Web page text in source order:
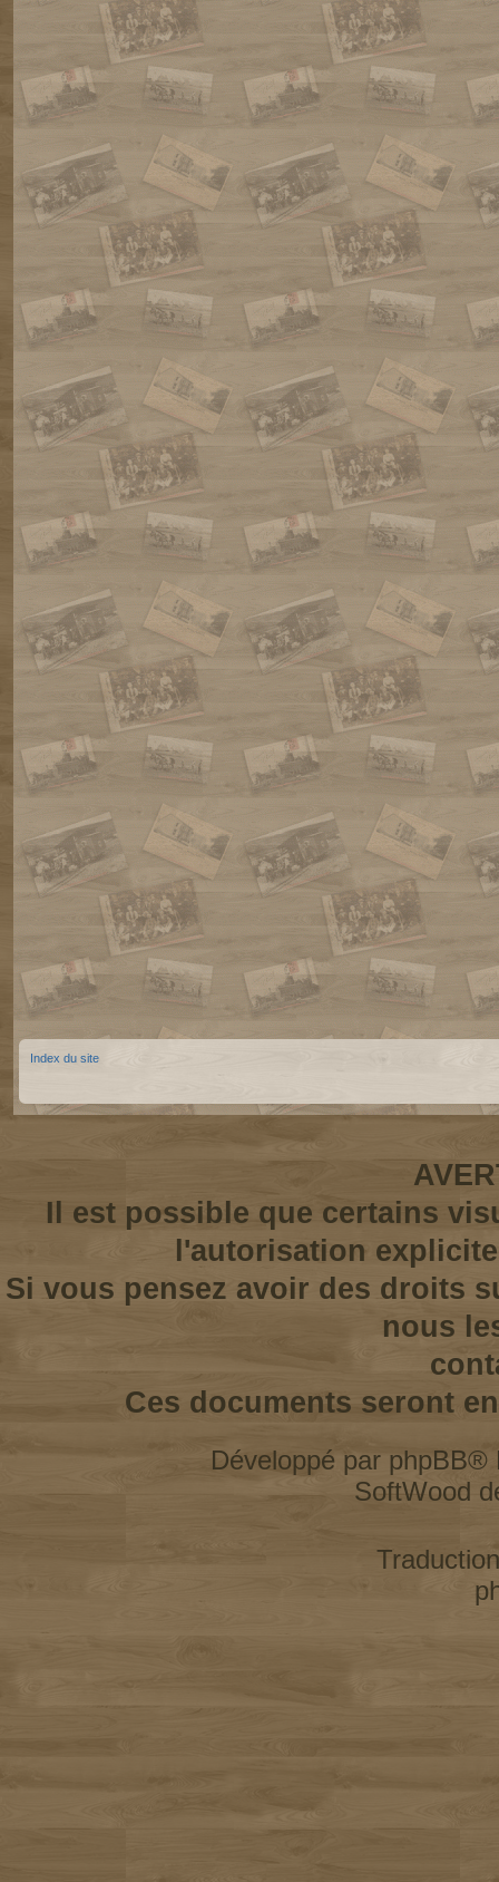
Index du site
Il est possible que certains
l'autorisation
Si vous pensez avoir des droits
nous
Ces documents seront
Développé par phpBB®
SoftWood